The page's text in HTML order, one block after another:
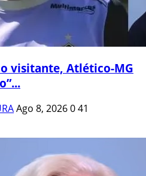
visitante, Atlético-MG
Ago 8, 2026041